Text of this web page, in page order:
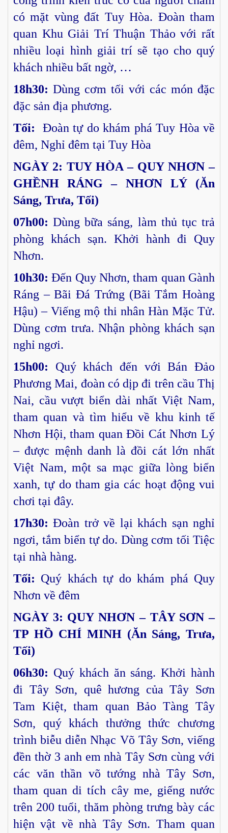
có mặt vùng đất Tuy Hòa. Đoàn tham
quan Khu Giải Trí Thuận Thảo với rất
nhiều loại hình giải trí sẽ tạo cho quý
khách nhiều bất ngờ, …
18h30: Dùng cơm tối với các món đặc
đặc sản địa phương.
Tối: Đoàn tự do khám phá Tuy Hòa về
đêm, Nghỉ đêm tại Tuy Hòa
NGÀY 2: TUY HÒA – QUY NHƠN –
GHỀNH RÁNG – NHƠN LÝ (Ăn
Sáng, Trưa, Tối)
07h00: Dùng bữa sáng, làm thủ tục trả
phòng khách sạn. Khởi hành đi Quy
Nhơn.
10h30: Đến Quy Nhơn, tham quan Gành
Ráng – Bãi Đá Trứng (Bãi Tắm Hoàng
Hậu) – Viếng mộ thi nhân Hàn Mặc Tử.
Dùng cơm trưa. Nhận phòng khách sạn
nghỉ ngơi.
15h00: Quý khách đến với Bán Đảo
Phương Mai, đoàn có dịp đi trên cầu Thị
Nai, cầu vượt biển dài nhất Việt Nam,
tham quan và tìm hiểu về khu kinh tế
Nhơn Hội, tham quan Đồi Cát Nhơn Lý
– được mệnh danh là đồi cát lớn nhất
Việt Nam, một sa mạc giữa lòng biển
xanh, tự do tham gia các hoạt động vui
chơi tại đây.
17h30:Đoàn trở về lại khách sạn nghỉ
ngơi, tắm biển tự do. Dùng cơm tối Tiệc
tại nhà hàng.
Tối: Quý khách tự do khám phá Quy
Nhơn về đêm
NGÀY 3: QUY NHƠN – TÂY SƠN –
TP HỒ CHÍ MINH (Ăn Sáng, Trưa,
Tối)
06h30: Quý khách ăn sáng. Khởi hành
đi Tây Sơn, quê hương của Tây Sơn
Tam Kiệt, tham quan Bảo Tàng Tây
Sơn, quý khách thưởng thức chương
trình biễu diễn Nhạc Võ Tây Sơn, viếng
đền thờ 3 anh em nhà Tây Sơn cùng với
các văn thần võ tướng nhà Tây Sơn,
tham quan di tích cây me, giếng nước
trên 200 tuổi, thăm phòng trưng bày các
hiện vật về nhà Tây Sơn. Tham quan